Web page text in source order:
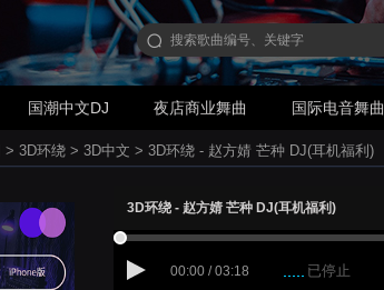
国潮中文DJ 夜店商业舞曲 国际电音舞曲
> 3D环绕 > 3D中文 > 3D环绕 - 赵方婧 芒种 DJ(耳机福利)
3D环绕 - 赵方婧 芒种 DJ(耳机福利)
00:00 / 03:18 已停止